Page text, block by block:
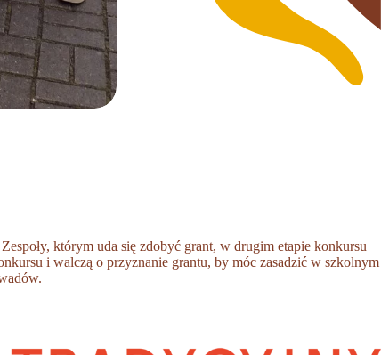
którym uda się zdobyć grant, w drugim etapie konkursu
i walczą o przyznanie grantu, by móc zasadzić w szkolnym